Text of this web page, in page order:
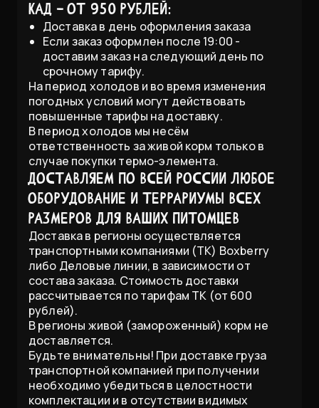
КАД - от 950 рублей:
Доставка в день оформления заказа
Если заказ оформлен после 19:00 -
доставим заказ на следующий день по
срочному тарифу.
На период холодов и во время изменения
погодных условий могут действовать
повышенные тарифы на доставку.
В период холодов мы несём
ответственность за живой корм только в
случае покупки термо-элемента.
Доставляем по всей России любое
оборудование и террариумы всех
размеров для Ваших питомцев
Доставка в регионы осуществляется
транспортными компаниями (ТК) Boxberry
либо Деловые линии, в зависимости от
состава заказа. Стоимость доставки
рассчитывается по тарифам ТК (от 600
рублей).
В регионы живой (замороженный) корм не
доставляется.
Будьте внимательны! При доставке груза
транспортной компанией при получении
необходимо убедиться в целостности
комплектации и в отсутствии видимых